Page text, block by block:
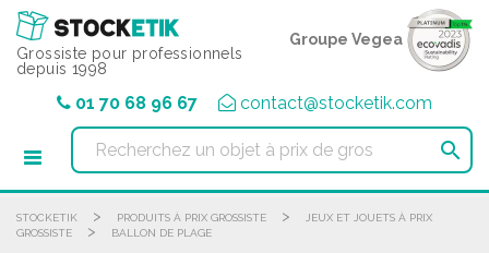
Grossiste pour professionnels
depuis 1998
Groupe Vegea
01 70 68 96 67 contact@stocketik.com

STOCKETIK > PRODUITS À PRIX GROSSISTE >
JEUX ET JOUETS À PRIX
GROSSISTE
> BALLON DE PLAGE
Panneau de gestion des cookies